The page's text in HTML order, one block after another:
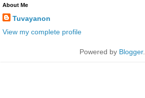
About Me
Tuvayanon
View my complete profile
Powered by Blogger.